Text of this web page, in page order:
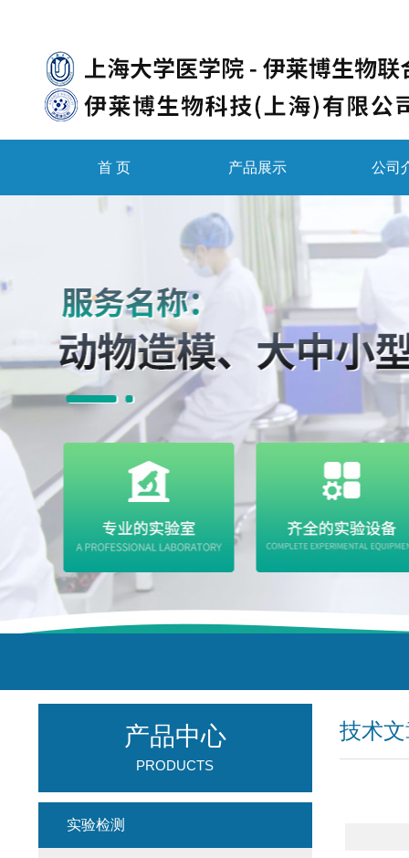
首 页 产品展示 公司
技术
产品中心
PRODUCTS
实验检测